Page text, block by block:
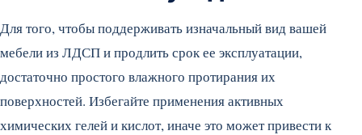
Для того, чтобы поддерживать изначальный вид вашей
мебели из ЛДСП и продлить срок ее эксплуатации,
достаточно простого влажного протирания их
поверхностей. Избегайте применения активных
химических гелей и кислот, иначе это может привести к